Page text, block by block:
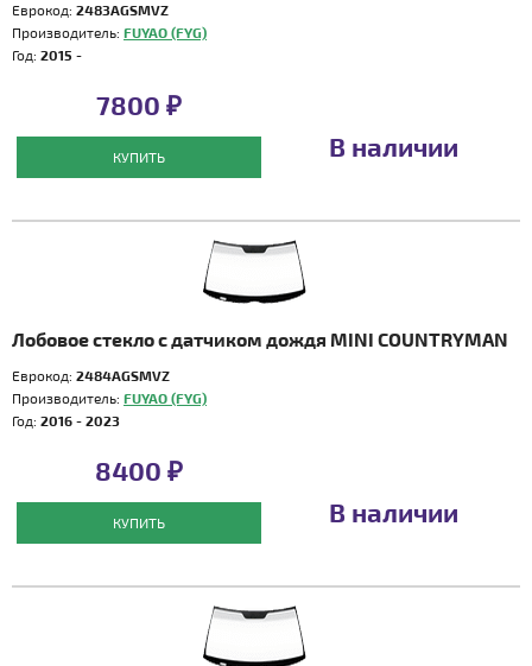
Еврокод: 2483AGSMVZ
Производитель: FUYAO (FYG)
Год: 2015 -
7800 ₽
КУПИТЬ В наличии
Лобовое стекло с датчиком дождя MINI COUNTRYMAN
Еврокод: 2484AGSMVZ
Производитель: FUYAO (FYG)
Год: 2016 - 2023
8400 ₽
КУПИТЬ В наличии